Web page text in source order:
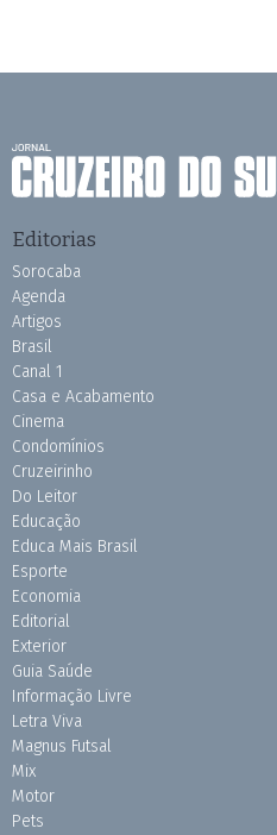
Editorias
Sorocaba
Agenda
Artigos
Brasil
Canal 1
Casa e Acabamento
Cinema
Condomínios
Cruzeirinho
Do Leitor
Educação
Educa Mais Brasil
Esporte
Economia
Editorial
Exterior
Guia Saúde
Informação Livre
Letra Viva
Magnus Futsal
Mix
Motor
Pets